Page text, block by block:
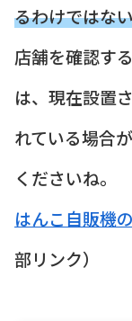
るわけではな
店舗を確認す
は、現在設置
れている場合
くださいね。
はんこ自販機
部リンク）